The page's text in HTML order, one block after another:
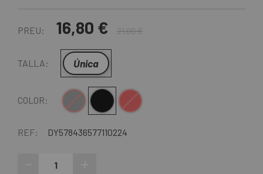
PREU: 16,80 € 21,00 €
TALLA: Única
COLOR: Gris NegreVermell
REF: DY578436577110224